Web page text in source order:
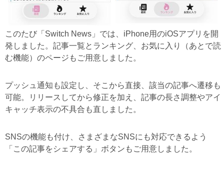
このたび「Switch News」では、iPhone用のiOSアプリを開
発しました。記事一覧とランキング、お気に入り（あとで読
む機能）のページもご用意しました。
プッシュ通知も設定し、そこから直接、該当の記事へ遷移も
可能。リリースしてから修正を加え、記事の長さ調整やアイ
キャッチ表示の不具合も直しました。
SNSの機能も付け、さまざまなSNSにも対応できるよう
「この記事をシェアする」ボタンもご用意しました。